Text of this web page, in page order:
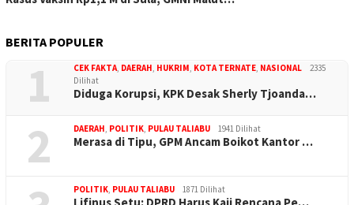
BERITA POPULER
1 CEK FAKTA, DAERAH, HUKRIM, KOTA TERNATE, NASIONAL
2335
Dilihat
Diduga Korupsi, KPK Desak Sherly Tjoanda…
2 DAERAH, POLITIK, PULAU TALIABU 1941 Dilihat
Merasa di Tipu, GPM Ancam Boikot Kantor …
POLITIK, PULAU TALIABU 1871 Dilihat